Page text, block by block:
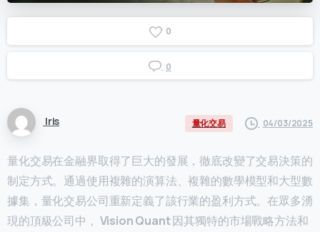
0
0
Iris 量化交易 04/03/2025
量化交易在金融界取得了巨大的發展，徹底改變了交易決策的
制定方式。通過使用複雜的演算法、複雜的數學模型和大型數
據集，量化交易公司重新定義了該行業的盈利方式。在眾多湧
現的頂級公司中， Vision Quant因其獨特的市場戰略方法和